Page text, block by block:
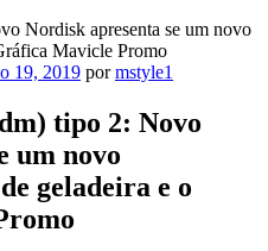
19, 2019 pormstyle1
tipo 2: Novo
um novo
geladeira e o